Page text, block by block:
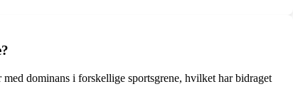
dominans i forskellige sportsgrene, hvilket har bidraget